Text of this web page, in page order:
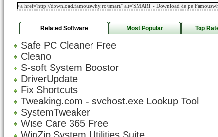
Related Software Most Popular Top
Safe PC Cleaner Free
Cleano
S-soft System Boostor
DriverUpdate
Fix Shortcuts
Tweaking.com - svchost.exe Lookup Tool
SystemTweaker
Wise Care 365 Free
WinZip System Utilities Suite